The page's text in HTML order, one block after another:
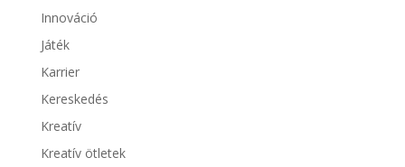
Innováció
Játék
Karrier
Kereskedés
Kreatív
Kreatív ötletek